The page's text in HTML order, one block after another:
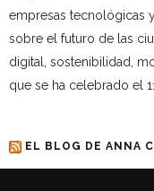
empresas tecnológicas
sobre el futuro de las
digital, sostenibilidad,
que se ha celebrado el
EL BLOG DE ANNA